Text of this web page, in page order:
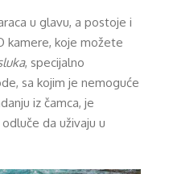
u glavu, a postoje i
kamere, koje možete
, specijalno
sa kojim je nemoguće
iz čamca, je
da uživaju u